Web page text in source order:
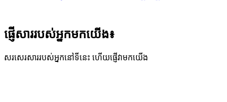
ផ្ញើសាររបស់អ្នកមកយើង៖
សរសេរសាររបស់អ្នកនៅទីនេះ ហើយផ្ញើវាមកយើង